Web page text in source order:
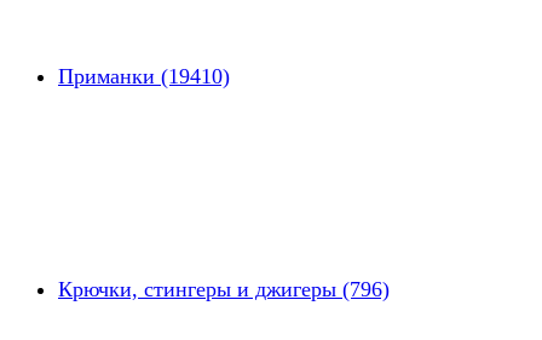
Приманки (19410)
Крючки, стингеры и джигеры (796)